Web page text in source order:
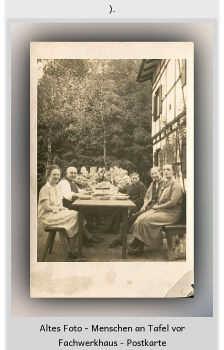
).
Altes Foto - Menschen an Tafel vor
Fachwerkhaus - Postkarte